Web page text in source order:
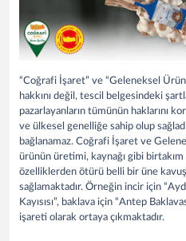
“Coğrafi İşaret” ve “Geleneksel
hakkını değil, tescil belgesindeki
pazarlayanların tümünün haklarını
ve ülkesel genelliğe sahip olup
bağlanamaz. Coğrafi İşaret ve
ürünün üretimi, kaynağı gibi
özelliklerden ötürü belli bir üne
sağlamaktadır. Örneğin incir için
Kayısısı”, baklava için “Antep
işareti olarak ortaya çıkmaktadır.